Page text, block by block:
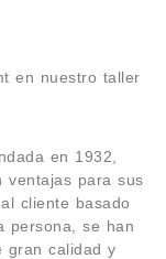
en nuestro taller
en 1932,
ventajas para sus
cliente basado
persona, se han
gran calidad y